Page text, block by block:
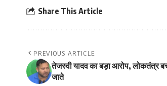
Share This Article
PREVIOUS ARTICLE
तेजस्वी यादव का बड़ा आरोप, लोकतंत्र
जाते